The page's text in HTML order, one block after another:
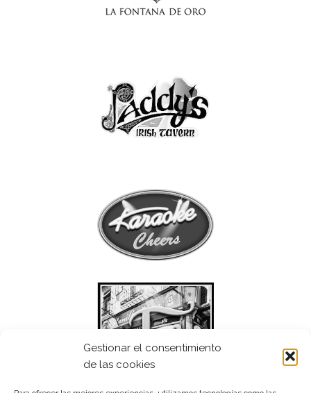
Gestionar el consentimiento
de las cookies